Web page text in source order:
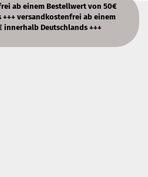
ab einem Bestellwert von 50€
versandkostenfrei ab einem
Deutschlands +++